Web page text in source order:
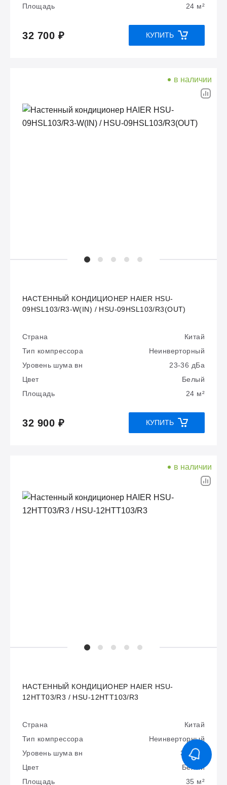
Площадь
24 м²
32 700 ₽ КУПИТЬ
в наличии
НАСТЕННЫЙ КОНДИЦИОНЕР HAIER HSU-
09HSL103/R3-W(IN) / HSU-09HSL103/R3(OUT)
Страна
Китай
Тип компрессора
Неинверторный
Уровень шума вн
23-36 дБа
Цвет
Белый
Площадь
24 м²
32 900 ₽ КУПИТЬ
в наличии
НАСТЕННЫЙ КОНДИЦИОНЕР HAIER HSU-
12HTT03/R3 / HSU-12HTT103/R3
Страна
Китай
Тип компрессора
Неинверторный
Уровень шума вн
37 дБа
Цвет
Белый
Площадь
35 м²